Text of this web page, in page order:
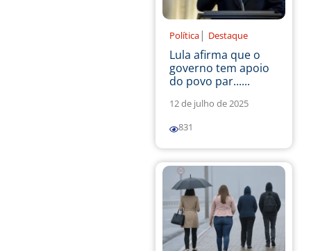
Política | Destaque
Lula afirma que o
governo tem apoio
do povo par......
12 de julho de 2025
831